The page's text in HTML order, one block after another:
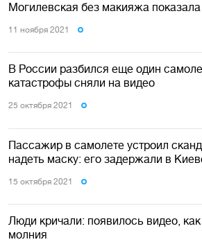
Могилевская без макияжа
11 ноября 2021
В России разбился еще один
катастрофы сняли на видео
25 октября 2021
Пассажир в самолете устроил
надеть маску: его задержали в
15 октября 2021
Люди кричали: появилось видео,
молния